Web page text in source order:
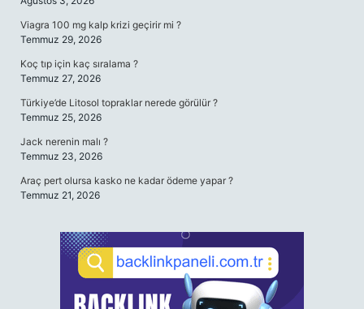
Viagra 100 mg kalp krizi geçirir mi ?
Temmuz 29, 2026
Koç tıp için kaç sıralama ?
Temmuz 27, 2026
Türkiye’de Litosol topraklar nerede görülür ?
Temmuz 25, 2026
Jack nerenin malı ?
Temmuz 23, 2026
Araç pert olursa kasko ne kadar ödeme yapar ?
Temmuz 21, 2026